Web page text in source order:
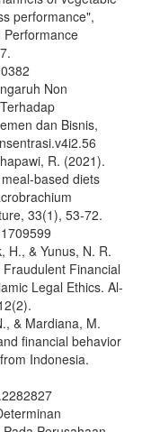
performance",
Performance
Non
dan Bisnis,
R. (2021).
based diets
33(1), 53-72.
H., & Yunus, N. R.
Financial
Legal Ethics. Al-
& Mardiana, M.
financial behavior
Indonesia.